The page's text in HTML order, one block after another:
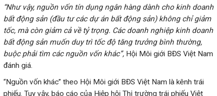
“Như vậy, nguồn vốn tín dụng ngân hàng dành cho kinh doanh
bất động sản (đầu tư các dự án bất động sản) không chỉ giảm
tốc, mà còn giảm cả về tỷ trọng. Các doanh nghiệp kinh doanh
bất động sản muốn duy trì tốc độ tăng trưởng bình thường,
buộc phải tìm các nguồn vốn khác”, Hội Môi giới BĐS Việt Nam
đánh giá.
“Nguồn vốn khác” theo Hội Môi giới BĐS Việt Nam là kênh trái
phiếu. Tuy vậy, báo cáo của Hiệp hội Thị trường trái phiếu Việt